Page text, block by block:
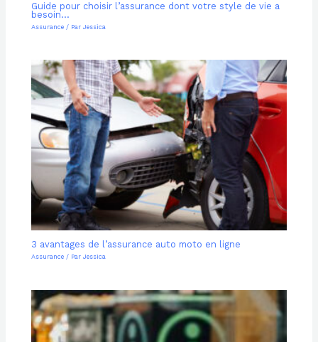
Guide pour choisir l’assurance dont votre style de vie a
besoin…
Assurance / ParJessica
3 avantages de l’assurance auto moto en ligne
Assurance / ParJessica